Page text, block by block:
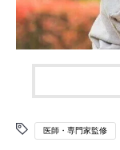
医師・専門家監修